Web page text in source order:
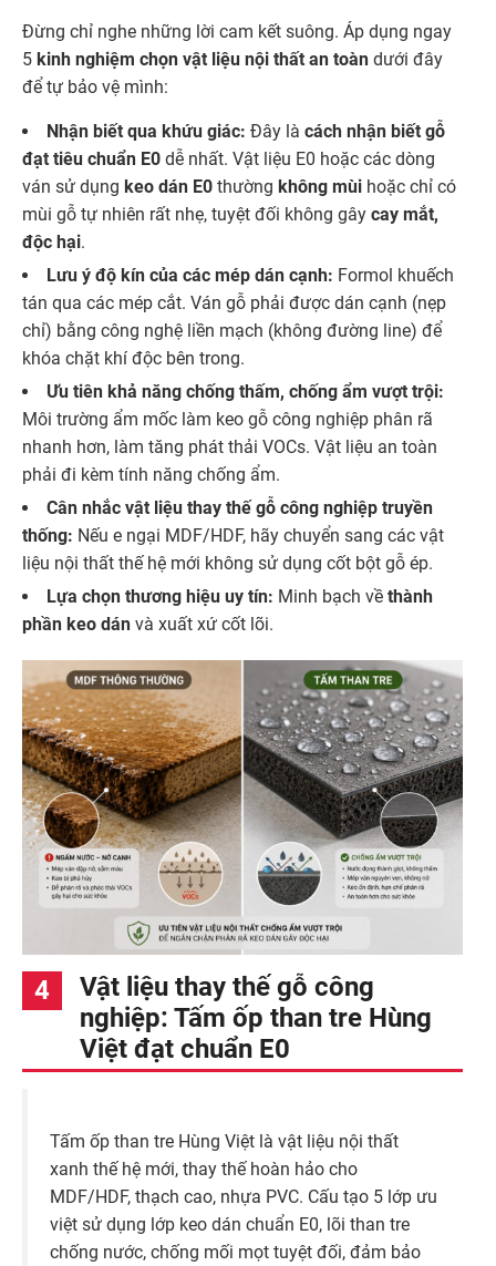
Đừng chỉ nghe những lời cam kết suông. Áp dụng ngay
5 kinh nghiệm chọn vật liệu nội thất an toàn dưới đây
để tự bảo vệ mình:
Nhận biết qua khứu giác: Đây là cách nhận biết gỗ
đạt tiêu chuẩn E0 dễ nhất. Vật liệu E0 hoặc các dòng
ván sử dụng keo dán E0 thường không mùi hoặc chỉ có
mùi gỗ tự nhiên rất nhẹ, tuyệt đối không gây cay mắt,
độc hại.
Lưu ý độ kín của các mép dán cạnh: Formol khuếch
tán qua các mép cắt. Ván gỗ phải được dán cạnh (nẹp
chỉ) bằng công nghệ liền mạch (không đường line) để
khóa chặt khí độc bên trong.
Ưu tiên khả năng chống thấm, chống ẩm vượt trội:
Môi trường ẩm mốc làm keo gỗ công nghiệp phân rã
nhanh hơn, làm tăng phát thải VOCs. Vật liệu an toàn
phải đi kèm tính năng chống ẩm.
Cân nhắc vật liệu thay thế gỗ công nghiệp truyền
thống: Nếu e ngại MDF/HDF, hãy chuyển sang các vật
liệu nội thất thế hệ mới không sử dụng cốt bột gỗ ép.
Lựa chọn thương hiệu uy tín: Minh bạch về thành
phần keo dán và xuất xứ cốt lõi.
Vật liệu thay thế gỗ công
nghiệp: Tấm ốp than tre Hùng
Việt đạt chuẩn E0
Tấm ốp than tre Hùng Việt là vật liệu nội thất
xanh thế hệ mới, thay thế hoàn hảo cho
MDF/HDF, thạch cao, nhựa PVC. Cấu tạo 5 lớp ưu
việt sử dụng lớp keo dán chuẩn E0, lõi than tre
chống nước, chống mối mọt tuyệt đối, đảm bảo